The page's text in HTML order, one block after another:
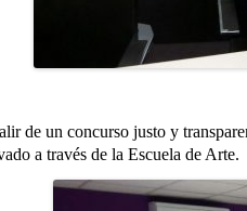
de un concurso justo y
a través de la Escuela de Arte.